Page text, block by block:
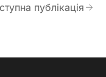
публікація